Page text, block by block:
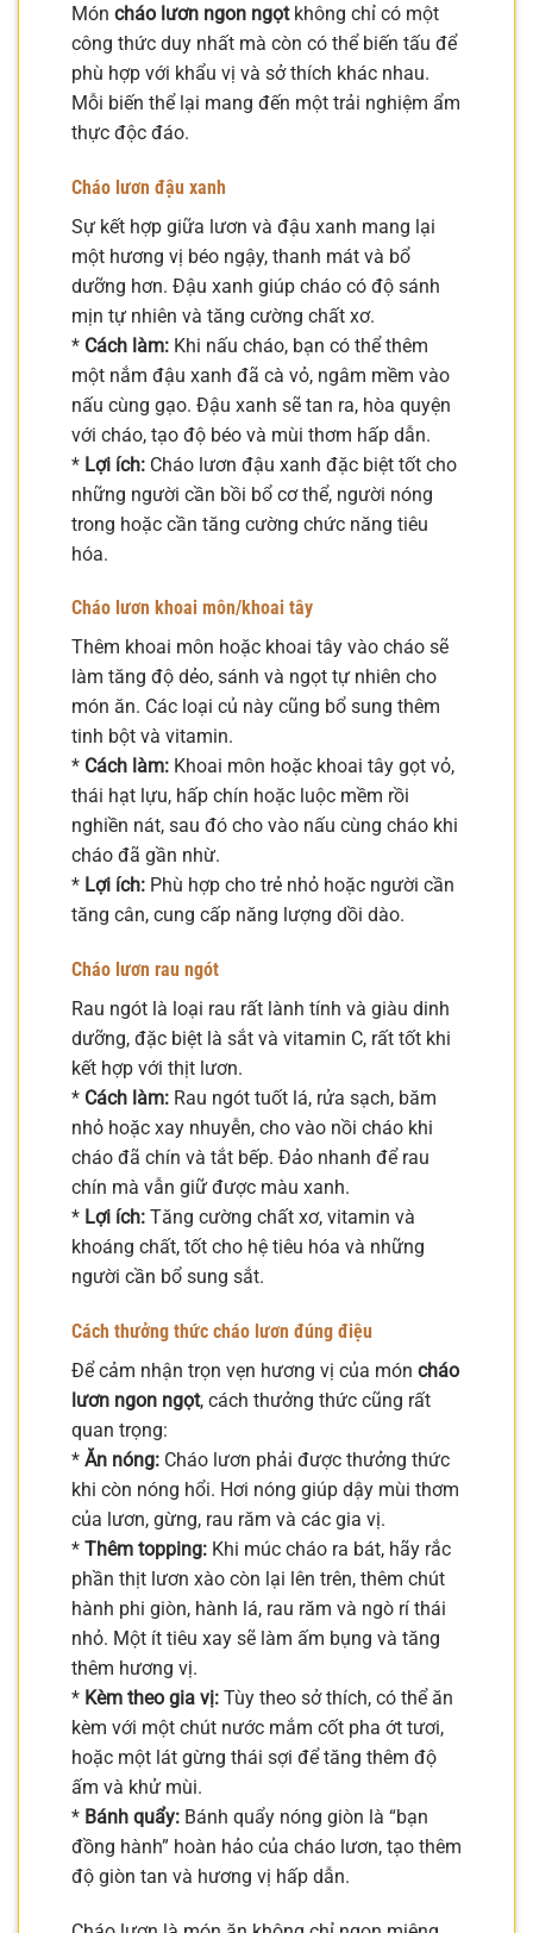
Món cháo lươn ngon ngọtkhông chỉ có một
công thức duy nhất mà còn có thể biến tấu để
phù hợp với khẩu vị và sở thích khác nhau.
Mỗi biến thể lại mang đến một trải nghiệm ẩm
thực độc đáo.
Cháo lươn đậu xanh
Sự kết hợp giữa lươn và đậu xanh mang lại
một hương vị béo ngậy, thanh mát và bổ
dưỡng hơn. Đậu xanh giúp cháo có độ sánh
mịn tự nhiên và tăng cường chất xơ.
* Cách làm: Khi nấu cháo, bạn có thể thêm
một nắm đậu xanh đã cà vỏ, ngâm mềm vào
nấu cùng gạo. Đậu xanh sẽ tan ra, hòa quyện
với cháo, tạo độ béo và mùi thơm hấp dẫn.
* Lợi ích: Cháo lươn đậu xanh đặc biệt tốt cho
những người cần bồi bổ cơ thể, người nóng
trong hoặc cần tăng cường chức năng tiêu
hóa.
Cháo lươn khoai môn/khoai tây
Thêm khoai môn hoặc khoai tây vào cháo sẽ
làm tăng độ dẻo, sánh và ngọt tự nhiên cho
món ăn. Các loại củ này cũng bổ sung thêm
tinh bột và vitamin.
* Cách làm: Khoai môn hoặc khoai tây gọt vỏ,
thái hạt lựu, hấp chín hoặc luộc mềm rồi
nghiền nát, sau đó cho vào nấu cùng cháo khi
cháo đã gần nhừ.
* Lợi ích: Phù hợp cho trẻ nhỏ hoặc người cần
tăng cân, cung cấp năng lượng dồi dào.
Cháo lươn rau ngót
Rau ngót là loại rau rất lành tính và giàu dinh
dưỡng, đặc biệt là sắt và vitamin C, rất tốt khi
kết hợp với thịt lươn.
* Cách làm: Rau ngót tuốt lá, rửa sạch, băm
nhỏ hoặc xay nhuyễn, cho vào nồi cháo khi
cháo đã chín và tắt bếp. Đảo nhanh để rau
chín mà vẫn giữ được màu xanh.
* Lợi ích: Tăng cường chất xơ, vitamin và
khoáng chất, tốt cho hệ tiêu hóa và những
người cần bổ sung sắt.
Cách thưởng thức cháo lươn đúng điệu
Để cảm nhận trọn vẹn hương vị của món cháo
lươn ngon ngọt, cách thưởng thức cũng rất
quan trọng:
* Ăn nóng: Cháo lươn phải được thưởng thức
khi còn nóng hổi. Hơi nóng giúp dậy mùi thơm
của lươn, gừng, rau răm và các gia vị.
* Thêm topping: Khi múc cháo ra bát, hãy rắc
phần thịt lươn xào còn lại lên trên, thêm chút
hành phi giòn, hành lá, rau răm và ngò rí thái
nhỏ. Một ít tiêu xay sẽ làm ấm bụng và tăng
thêm hương vị.
* Kèm theo gia vị: Tùy theo sở thích, có thể ăn
kèm với một chút nước mắm cốt pha ớt tươi,
hoặc một lát gừng thái sợi để tăng thêm độ
ấm và khử mùi.
* Bánh quẩy: Bánh quẩy nóng giòn là “bạn
đồng hành” hoàn hảo của cháo lươn, tạo thêm
độ giòn tan và hương vị hấp dẫn.